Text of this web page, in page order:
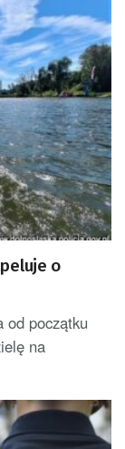
o
od początku
na